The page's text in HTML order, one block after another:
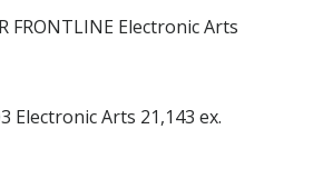
FRONTLINE Electronic Arts
Electronic Arts 21,143 ex.